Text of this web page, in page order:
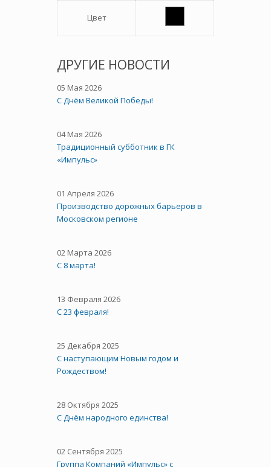
Цвет
ДРУГИЕ НОВОСТИ
05 Мая 2026
C Днём Великой Победы!
04 Мая 2026
Традиционный субботник в ГК
«Импульс»
01 Апреля 2026
Производство дорожных барьеров в
Московском регионе
02 Марта 2026
С 8 марта!
13 Февраля 2026
С 23 февраля!
25 Декабря 2025
С наступающим Новым годом и
Рождеством!
28 Октября 2025
C Днём народного единства!
02 Сентября 2025
Группа Компаний «Импульс» с